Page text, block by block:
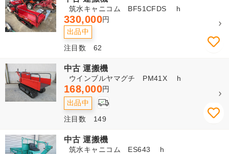
筑水キャニコム BF51CFDS h
330,000円
出品中
注目数 62
中古 運搬機
ウインブルヤマグチ PM41X h
168,000円
出品中
注目数 149
中古 運搬機
筑水キャニコム ES643 h